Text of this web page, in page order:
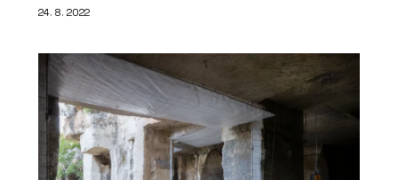
Bytová věž na pobřeží Portugalska.
Její fasáda vychází z rytmu lodních
kontejnerů
24. 8. 2022